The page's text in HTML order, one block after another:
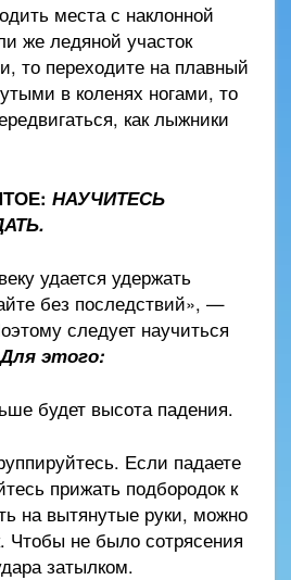
места с наклонной
же ледяной участок
то переходите на плавный
в коленях ногами, то
как лыжники
НАУЧИТЕСЬ
удается удержать
без последствий», —
следует научиться
Для этого:
будет высота падения.
Если падаете
прижать подбородок к
на вытянутые руки, можно
Чтобы не было сотрясения
затылком.